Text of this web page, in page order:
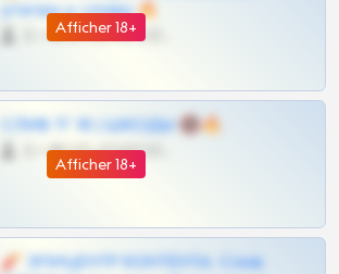
Afficher 18+
утечки и сливы 🔥
0 •
Afficher 18+
СЛИВ ТГ 18 | ШКОДЫ 🔞🔥
0 •
🧨 ЭПИЦЕНТР КОНТЕНТА: Слив